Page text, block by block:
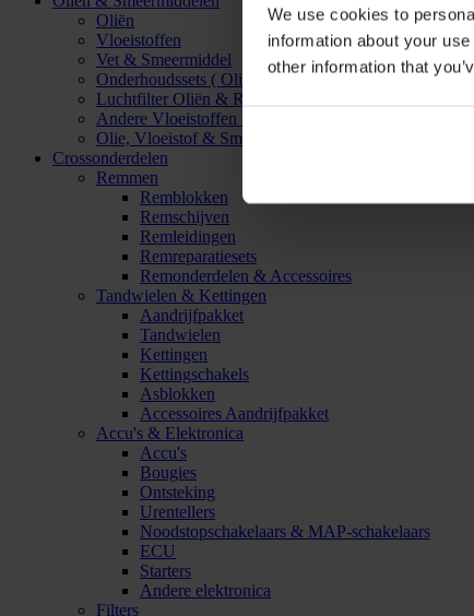
We use cookies to
information about your
other information that
Oliën
Vloeistoffen
Vet & Smeermiddel
Onderhoudssets ( Olie & Filter)
Luchtfilter Oliën & Reinigers
Andere Vloeistoffen & Smeermiddelen
Olie, Vloeistof & Smeermiddel Accessoires
Crossonderdelen
Remmen
Remblokken
Remschijven
Remleidingen
Remreparatiesets
Remonderdelen & Accessoires
Tandwielen & Kettingen
Aandrijfpakket
Tandwielen
Kettingen
Kettingschakels
Asblokken
Accessoires Aandrijfpakket
Accu's & Elektronica
Accu's
Bougies
Ontsteking
Urentellers
Noodstopschakelaars & MAP-schakelaars
ECU
Starters
Andere elektronica
Filters